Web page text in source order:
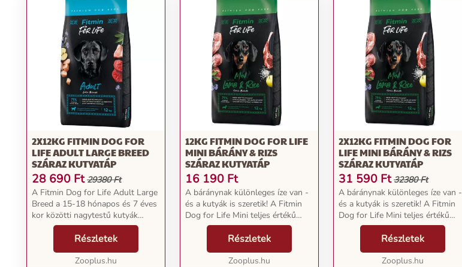
2X12KG FITMIN DOG FOR
LIFE ADULT LARGE BREED
SZÁRAZ KUTYATÁP
28 690 Ft 29380 Ft
A Fitmin Dog for Life Adult Large
Breed a 15-18 hónapos és 7 éves
kor közötti nagytestű kutyák
igényeire szabott szárazeledel. A
nagytestű fajtájú kutyák gyakran
hajlamosak ízületi betegségekre
Részletek
Zooplus.hu
12KG FITMIN DOG FOR LIFE
MINI BÁRÁNY & RIZS
SZÁRAZ KUTYATÁP
16 190 Ft
A báránynak különleges íze van -
és a kutyák is szeretik! A Fitmin
Dog for Life Mini teljes értékű
szárazeledel friss bárányhússal
nemcsak remek ízű, hanem a
legjobb táplálékot is biztosítja
Részletek
Zooplus.hu
2X12KG FITMIN DOG FOR
LIFE MINI BÁRÁNY & RIZS
SZÁRAZ KUTYATÁP
31 590 Ft 32380 Ft
A báránynak különleges íze van -
és a kutyák is szeretik! A Fitmin
Dog for Life Mini teljes értékű
szárazeledel friss bárányhússal
nemcsak remek ízű, hanem a
legjobb táplálékot is biztosítja
Részletek
Zooplus.hu